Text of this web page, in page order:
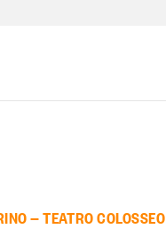
— TEATRO COLOSSEO